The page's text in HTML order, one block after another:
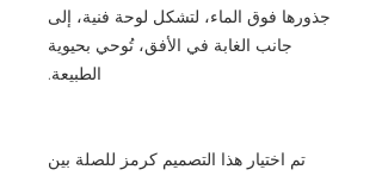
جذورها فوق الماء، لتشكل لوحة فنية، إلى
جانب الغابة في الأفق، تُوحي بحيوية
الطبيعة.
تم اختيار هذا التصميم كرمز للصلة بين